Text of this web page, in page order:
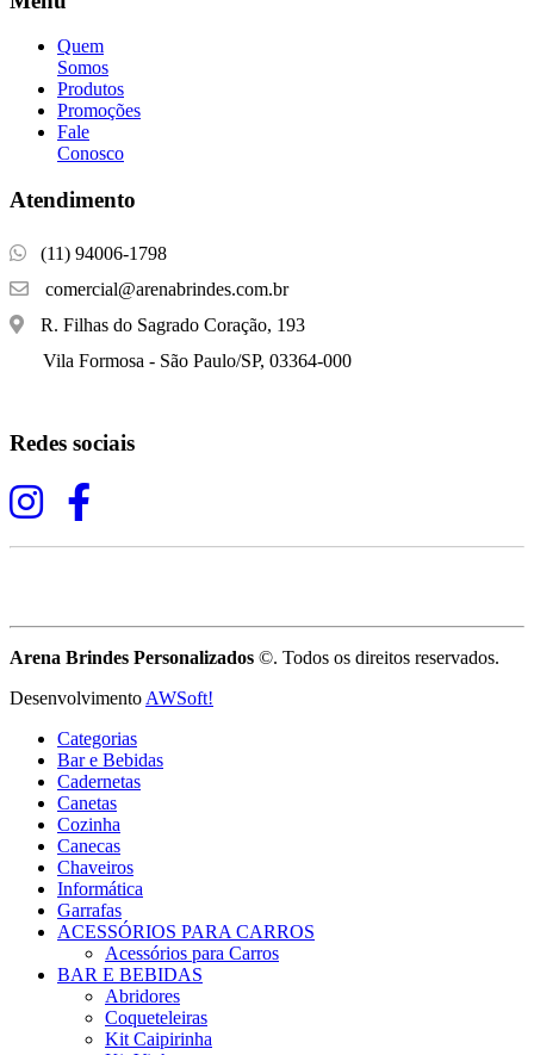
Quem
Somos
Produtos
Promoções
Fale
Conosco
Atendimento
(11) 94006-1798
comercial@arenabrindes.com.br
R. Filhas do Sagrado Coração, 193
Vila Formosa - São Paulo/SP, 03364-000
Redes sociais
Arena Brindes Personalizados ©. Todos os direitos reservados.
Desenvolvimento AWSoft!
Categorias
Bar e Bebidas
Cadernetas
Canetas
Cozinha
Canecas
Chaveiros
Informática
Garrafas
ACESSÓRIOS PARA CARROS
Acessórios para Carros
BAR E BEBIDAS
Abridores
Coqueteleiras
Kit Caipirinha